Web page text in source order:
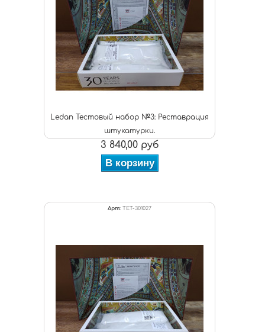
Ledan Тестовый набор №3: Реставрация
штукатурки.
3 840,00 руб
В корзину
Арт: TET-301027